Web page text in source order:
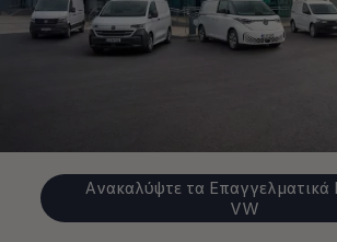
Ανακαλύψτε τα Επαγγελματικά
VW